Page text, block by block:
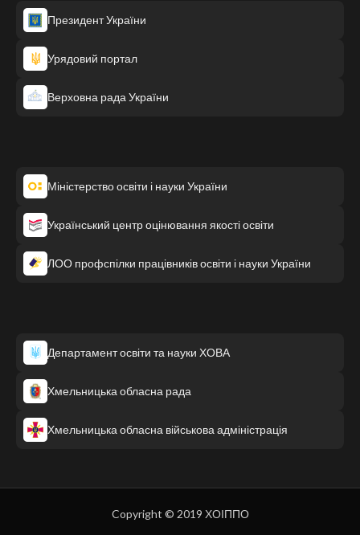
Президент України
Урядовий портал
Верховна рада України
Міністерство освіти і науки України
Український центр оцінювання якості освіти
ЛОО профспілки працівників освіти і науки України
Департамент освіти та науки ХОВА
Хмельницька обласна рада
Хмельницька обласна військова адміністрація
Copyright © 2019 ХОІППО